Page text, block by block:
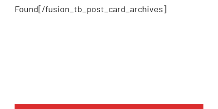
Found[/fusion_tb_post_card_archives]